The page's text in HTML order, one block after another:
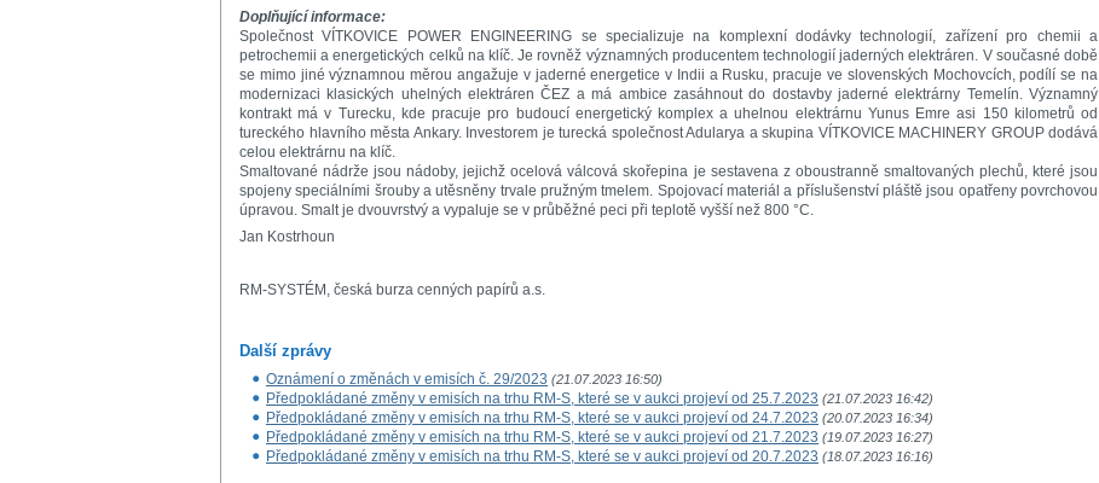
Doplňující informace:
Společnost VÍTKOVICE POWER ENGINEERING se specializuje na komplexní dodávky technologií, zařízení pro chemii a
petrochemii a energetických celků na klíč. Je rovněž významných producentem technologií jaderných elektráren. V současné době
se mimo jiné významnou měrou angažuje v jaderné energetice v Indii a Rusku, pracuje ve slovenských Mochovcích, podílí se na
modernizaci klasických uhelných elektráren ČEZ a má ambice zasáhnout do dostavby jaderné elektrárny Temelín. Významný
kontrakt má v Turecku, kde pracuje pro budoucí energetický komplex a uhelnou elektrárnu Yunus Emre asi 150 kilometrů od
tureckého hlavního města Ankary. Investorem je turecká společnost Adularya a skupina VÍTKOVICE MACHINERY GROUP dodává
celou elektrárnu na klíč.
Smaltované nádrže jsou nádoby, jejichž ocelová válcová skořepina je sestavena z oboustranně smaltovaných plechů, které jsou
spojeny speciálními šrouby a utěsněny trvale pružným tmelem. Spojovací materiál a příslušenství pláště jsou opatřeny povrchovou
úpravou. Smalt je dvouvrstvý a vypaluje se v průběžné peci při teplotě vyšší než 800 °C.
Jan Kostrhoun
RM-SYSTÉM, česká burza cenných papírů a.s.
Další zprávy
Oznámení o změnách v emisích č. 29/2023 (21.07.2023 16:50)
Předpokládané změny v emisích na trhu RM-S, které se v aukci projeví od 25.7.2023 (21.07.2023 16:42)
Předpokládané změny v emisích na trhu RM-S, které se v aukci projeví od 24.7.2023 (20.07.2023 16:34)
Předpokládané změny v emisích na trhu RM-S, které se v aukci projeví od 21.7.2023 (19.07.2023 16:27)
Předpokládané změny v emisích na trhu RM-S, které se v aukci projeví od 20.7.2023 (18.07.2023 16:16)